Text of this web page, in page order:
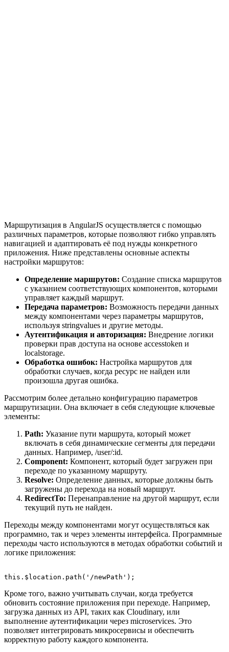
Маршрутизация в AngularJS осуществляется с помощью
различных параметров, которые позволяют гибко управлять
навигацией и адаптировать её под нужды конкретного
приложения. Ниже представлены основные аспекты
настройки маршрутов:
Определение маршрутов: Создание списка маршрутов
с указанием соответствующих компонентов, которыми
управляет каждый маршрут.
Передача параметров: Возможность передачи данных
между компонентами через параметры маршрутов,
используя stringvalues и другие методы.
Аутентификация и авторизация: Внедрение логики
проверки прав доступа на основе accesstoken и
localstorage.
Обработка ошибок: Настройка маршрутов для
обработки случаев, когда ресурс не найден или
произошла другая ошибка.
Рассмотрим более детально конфигурацию параметров
маршрутизации. Она включает в себя следующие ключевые
элементы:
Path: Указание пути маршрута, который может
включать в себя динамические сегменты для передачи
данных. Например, /user/:id.
Component: Компонент, который будет загружен при
переходе по указанному маршруту.
Resolve: Определение данных, которые должны быть
загружены до перехода на новый маршрут.
RedirectTo: Перенаправление на другой маршрут, если
текущий путь не найден.
Переходы между компонентами могут осуществляться как
программно, так и через элементы интерфейса. Программные
переходы часто используются в методах обработки событий и
логике приложения:
Кроме того, важно учитывать случаи, когда требуется
обновить состояние приложения при переходе. Например,
загрузка данных из API, таких как Cloudinary, или
выполнение аутентификации через microservices. Это
позволяет интегрировать микросервисы и обеспечить
корректную работу каждого компонента.